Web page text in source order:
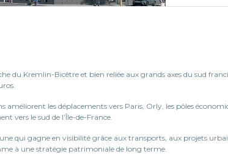
du Kremlin-Bicêtre et bien reliée aux grands axes du sud
améliorent les déplacements vers Paris, Orly, les pôles
vers le sud de l’Île-de-France.
qui gagne en visibilité grâce aux transports, aux projets
à une stratégie patrimoniale de long terme.